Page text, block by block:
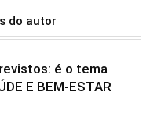
do autor
é o tema
E BEM-ESTAR